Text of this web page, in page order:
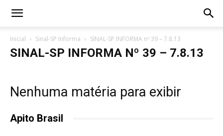
Inicial Sinal-SP Informa SINAL-SP INFORMA nº 39 – 7.8.13
SINAL-SP INFORMA Nº 39 – 7.8.13
Nenhuma matéria para exibir
Apito Brasil